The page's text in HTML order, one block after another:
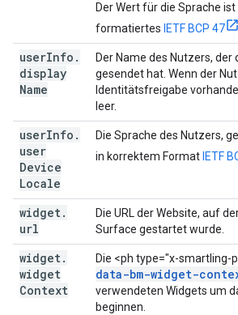
Der Wert für die Sprache
formatiertes IETF BCP 47
userInfo .
display
Name
Der Name des Nutzers, der
gesendet hat. Wenn der
Identitätsfreigabe
leer.
userInfo .
user
Device
Locale
Die Sprache des Nutzers,
in korrektem Format IETF
widget.
url
Die URL der Website, auf
Surface gestartet wurde.
widget.
widget
Context
Die <ph type="x-smartling-
data-bm-widget-
verwendeten Widgets um
beginnen.